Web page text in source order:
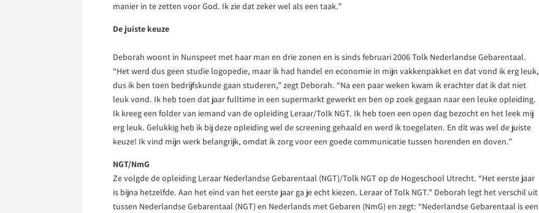
manier in te zetten voor God. Ik zie dat zeker wel als een taak.”
De juiste keuze
Deborah woont in Nunspeet met haar man en drie zonen en is sinds februari 2006 Tolk Nederlandse Gebarentaal.
“Het werd dus geen studie logopedie, maar ik had handel en economie in mijn vakkenpakket en dat vond ik erg leuk,
dus ik ben toen bedrijfskunde gaan studeren,” zegt Deborah. “Na een paar weken kwam ik erachter dat ik dat niet
leuk vond. Ik heb toen dat jaar fulltime in een supermarkt gewerkt en ben op zoek gegaan naar een leuke opleiding.
Ik kreeg een folder van iemand van de opleiding Leraar/Tolk NGT. Ik heb toen een open dag bezocht en het leek mij
erg leuk. Gelukkig heb ik bij deze opleiding wel de screening gehaald en werd ik toegelaten. En dit was wel de juiste
keuze! Ik vind mijn werk belangrijk, omdat ik zorg voor een goede communicatie tussen horenden en doven.”
NGT/NmG
Ze volgde de opleiding Leraar Nederlandse Gebarentaal (NGT)/Tolk NGT op de Hogeschool Utrecht. “Het eerste jaar
is bijna hetzelfde. Aan het eind van het eerste jaar ga je echt kiezen. Leraar of Tolk NGT.” Deborah legt het verschil uit
tussen Nederlandse Gebarentaal (NGT) en Nederlands met Gebaren (NmG) en zegt: “Nederlandse Gebarentaal is een